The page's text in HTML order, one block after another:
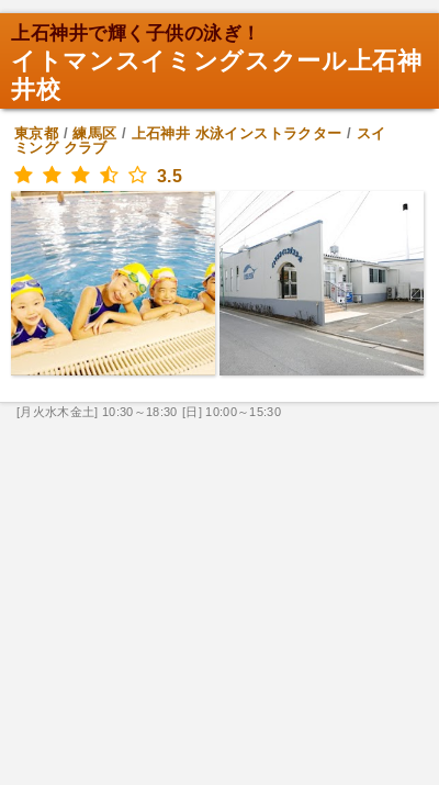
上石神井で輝く子供の泳ぎ！
イトマンスイミングスクール上石神
井校
東京都 /練馬区 / 上石神井 水泳インストラクター / スイ
ミング クラブ
3.5
[月火水木金土] 10:30～18:30 [日] 10:00～15:30